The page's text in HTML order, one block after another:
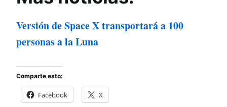
Versión de Space X transportará a 100
personas a la Luna
Comparte esto:
Facebook X